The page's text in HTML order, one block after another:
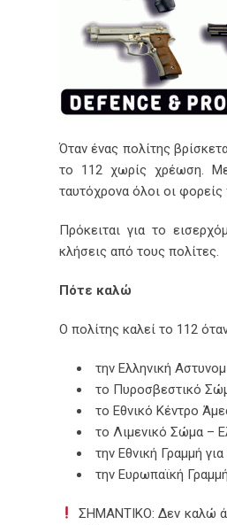
Όταν ένας πολίτης
το 112 χωρίς χρέωση. Με
ταυτόχρονα όλοι οι φορείς
Πρόκειται για το
κλήσεις από τους πολίτες.
Πότε καλώ
Ο πολίτης καλεί το 112
την Ελληνική
τo Πυροσβεστικό
το Εθνικό Κέντρο
το Λιμενικό Σώμα –
την Εθνική Γραμμή
την Ευρωπαϊκή
ΣΗΜΑΝΤΙΚΟ: Δεν καλώ